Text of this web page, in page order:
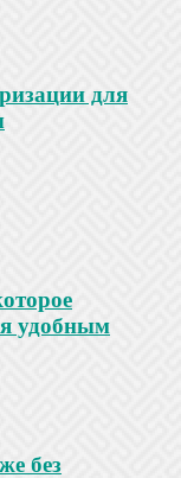
для
удобным
без